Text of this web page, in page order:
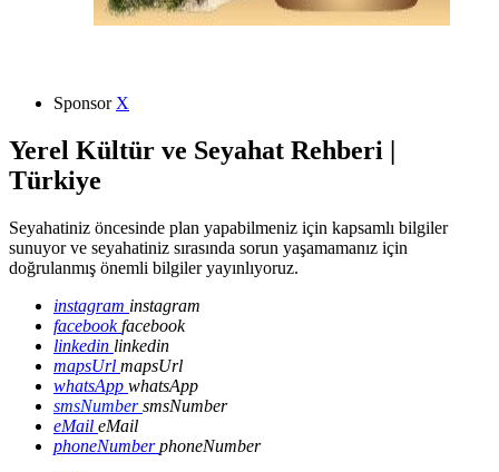
Sponsor X
Yerel Kültür ve Seyahat Rehberi |
Türkiye
Seyahatiniz öncesinde plan yapabilmeniz için kapsamlı bilgiler
sunuyor ve seyahatiniz sırasında sorun yaşamamanız için
doğrulanmış önemli bilgiler yayınlıyoruz.
instagram instagram
facebookfacebook
linkedin linkedin
mapsUrl mapsUrl
whatsApp whatsApp
smsNumbersmsNumber
eMail eMail
phoneNumberphoneNumber